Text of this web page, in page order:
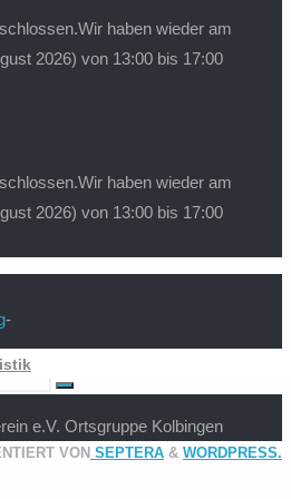
Wir haben wieder am
2026) von 13:00 bis 17:00
Wir haben wieder am
2026) von 13:00 bis 17:00
-
Suche
e.V. Ortsgruppe Kolbingen
VON SEPTERA & WORDPRESS.